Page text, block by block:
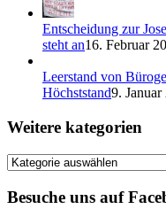
Entscheidung zur
steht an16. Februar
Leerstand von
Höchststand9.
Weitere kategorien
Weitere
Besuche uns auf